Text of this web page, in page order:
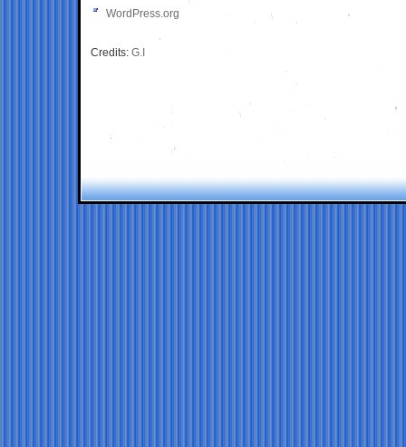
WordPress.org
Credits: G.I